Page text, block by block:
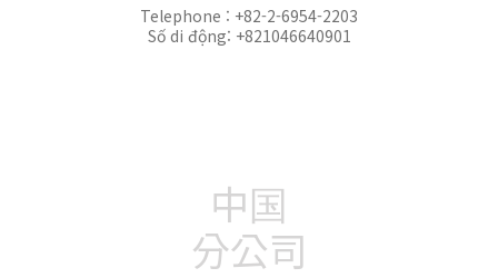
Telephone : +82-2-6954-2203
Số di động: +821046640901
中国
分公司